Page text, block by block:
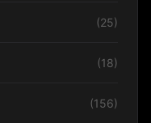
(25)
(18)
(156)